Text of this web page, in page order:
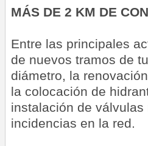
MÁS DE 2 KM DE
Entre las principales
de nuevos tramos de
diámetro, la
la colocación de
instalación de
incidencias en la red.